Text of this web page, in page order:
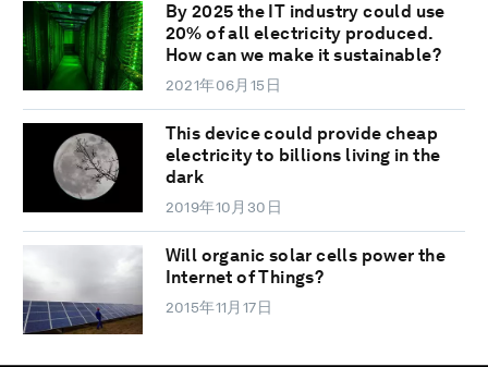
By 2025 the IT industry could use
20% of all electricity produced.
How can we make it sustainable?
2021年06月15日
This device could provide cheap
electricity to billions living in the
dark
2019年10月30日
Will organic solar cells power the
Internet of Things?
2015年11月17日